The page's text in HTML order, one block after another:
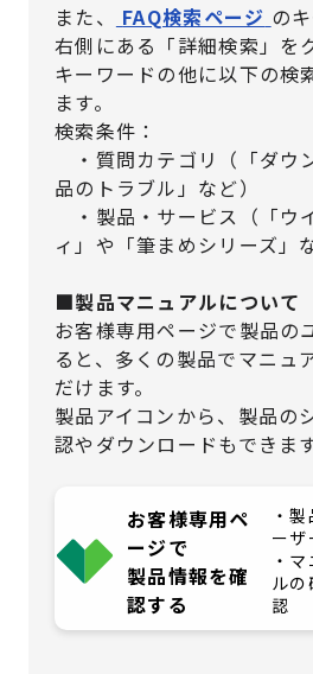
また、
FAQ検索ページ の
右側にある「詳細検索」を
キーワードの他に以下の検
ます。
検索条件：
・質問カテゴリ（「ダウ
品のトラブル」など）
・製品・サービス（「ウ
ィ」や「筆まめシリーズ」
■製品マニュアルについて
お客様専用ページで製品の
ると、多くの製品でマニュ
だけます。
製品アイコンから、製品の
認やダウンロードもできます
お客様専用ペ
ージで
製品情報を確
認する
・
ーザ
・
ルの
認